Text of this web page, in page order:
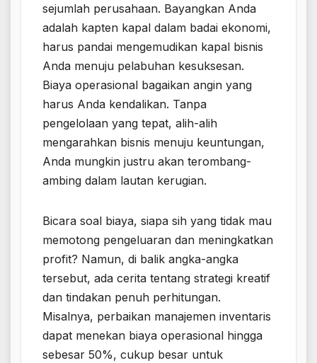
sejumlah perusahaan. Bayangkan Anda
adalah kapten kapal dalam badai ekonomi,
harus pandai mengemudikan kapal bisnis
Anda menuju pelabuhan kesuksesan.
Biaya operasional bagaikan angin yang
harus Anda kendalikan. Tanpa
pengelolaan yang tepat, alih-alih
mengarahkan bisnis menuju keuntungan,
Anda mungkin justru akan terombang-
ambing dalam lautan kerugian.
Bicara soal biaya, siapa sih yang tidak mau
memotong pengeluaran dan meningkatkan
profit? Namun, di balik angka-angka
tersebut, ada cerita tentang strategi kreatif
dan tindakan penuh perhitungan.
Misalnya, perbaikan manajemen inventaris
dapat menekan biaya operasional hingga
sebesar 50%, cukup besar untuk